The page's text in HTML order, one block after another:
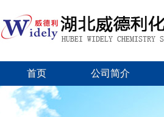
首页 公司简介